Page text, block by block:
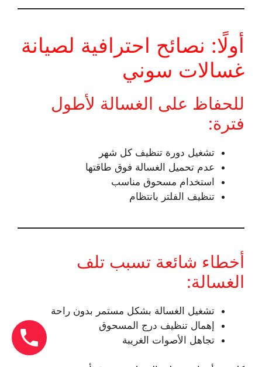
أولًا: نصائح احترافية لصيانة
غسالات سوني
للحفاظ على الغسالة لأطول
فترة:
تشغيل دورة تنظيف كل شهر
عدم تحميل الغسالة فوق طاقتها
استخدام مسحوق مناسب
تنظيف الفلتر بانتظام
أخطاء شائعة تسبب تلف
الغسالة:
تشغيل الغسالة بشكل مستمر بدون راحة
إهمال تنظيف درج المسحوق
تجاهل الأصوات الغريبة